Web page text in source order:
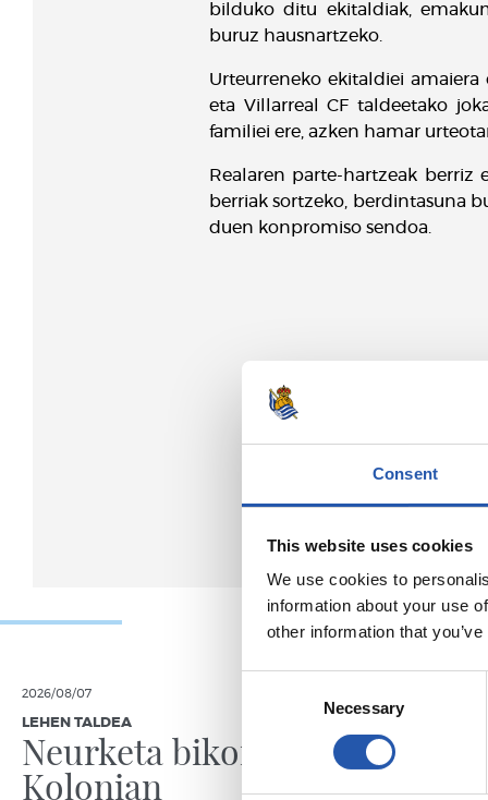
Consent
This website uses cookies
We use cookies to
information about your use
other information that
Necessary
bilduko ditu ekitaldiak,
buruz hausnartzeko.
Urteurreneko ekitaldiei
eta Villarreal CF taldeetako
familiei ere, azken hamar
Realaren parte-hartzeak
berriak sortzeko, berdintasuna
duen konpromiso sendoa.
2026/08/07
LEHEN TALDEA
Neurketa bikoitza
Kolonian